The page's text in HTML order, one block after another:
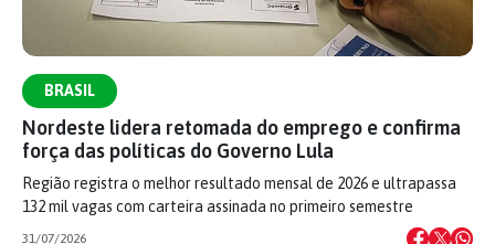
BRASIL
Nordeste lidera retomada do emprego e confirma
força das políticas do Governo Lula
Região registra o melhor resultado mensal de 2026 e ultrapassa
132 mil vagas com carteira assinada no primeiro semestre
31/07/2026